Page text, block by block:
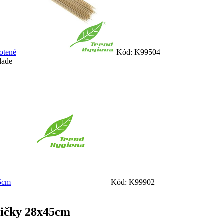
Kód: K99504
Kód: K99902
28x45cm